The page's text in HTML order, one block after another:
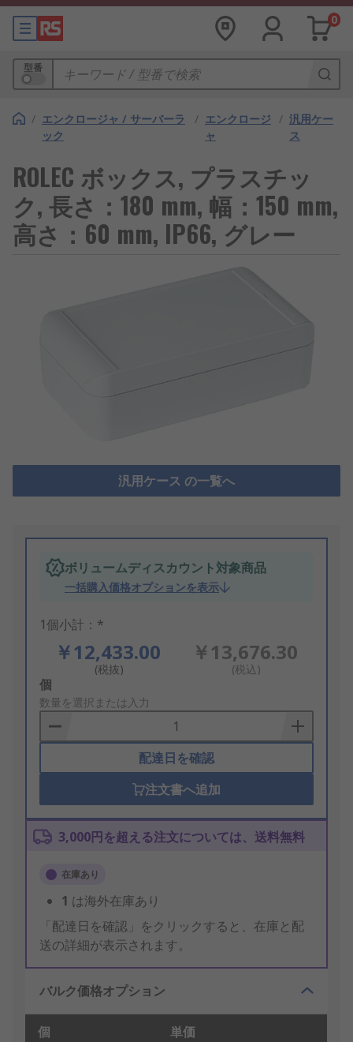
0
型番
/ エンクロージャ / サーバーラ
ック
/ エンクロージ
ャ
/ 汎用ケー
ス
ROLEC ボックス, プラスチッ
ク, 長さ：180 mm, 幅：150 mm,
高さ：60 mm, IP66, グレー
汎用ケース の一覧へ
ボリュームディスカウント対象商品
一括購入価格オプションを表示
1個小計：*
￥12,433.00
(税抜)
￥13,676.30
(税込)
Add
to
Basket
個
数量を選択または入力
配達日を確認
注文書へ追加
3,000円を超える注文については、送料無料
在庫あり
1 は海外在庫あり
「配達日を確認」をクリックすると、在庫と配
送の詳細が表示されます。
バルク価格オプション
個 単価